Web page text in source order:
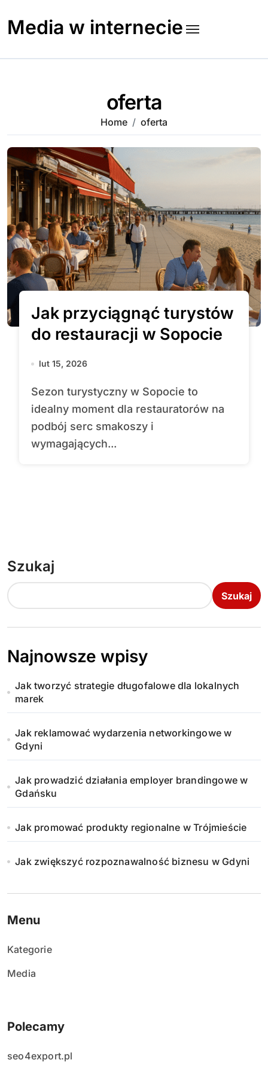
content
Media w internecie
oferta
Home oferta
Jak przyciągnąć turystów
do restauracji w Sopocie
lut 15, 2026
Sezon turystyczny w Sopocie to
idealny moment dla restauratorów na
podbój serc smakoszy i
wymagających...
Szukaj
Szukaj
Najnowsze wpisy
Jak tworzyć strategie długofalowe dla lokalnych
marek
Jak reklamować wydarzenia networkingowe w
Gdyni
Jak prowadzić działania employer brandingowe w
Gdańsku
Jak promować produkty regionalne w Trójmieście
Jak zwiększyć rozpoznawalność biznesu w Gdyni
Menu
Kategorie
Media
Polecamy
seo4export.pl